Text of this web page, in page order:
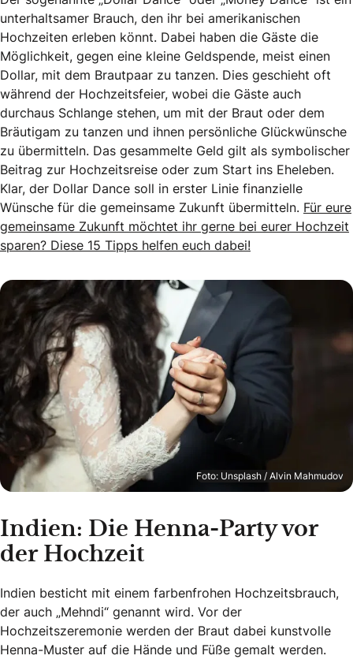
unterhaltsamer Brauch, den ihr bei amerikanischen
Hochzeiten erleben könnt. Dabei haben die Gäste die
Möglichkeit, gegen eine kleine Geldspende, meist einen
Dollar, mit dem Brautpaar zu tanzen. Dies geschieht oft
während der Hochzeitsfeier, wobei die Gäste auch
durchaus Schlange stehen, um mit der Braut oder dem
Bräutigam zu tanzen und ihnen persönliche Glückwünsche
zu übermitteln. Das gesammelte Geld gilt als symbolischer
Beitrag zur Hochzeitsreise oder zum Start ins Eheleben.
Klar, der Dollar Dance soll in erster Linie finanzielle
Wünsche für die gemeinsame Zukunft übermitteln. Für eure
gemeinsame Zukunft möchtet ihr gerne bei eurer Hochzeit
sparen? Diese 15 Tipps helfen euch dabei!
Foto: Unsplash / Alvin Mahmudov
Indien: Die Henna-Party vor
der Hochzeit
Indien besticht mit einem farbenfrohen Hochzeitsbrauch,
der auch „Mehndi“ genannt wird. Vor der
Hochzeitszeremonie werden der Braut dabei kunstvolle
Henna-Muster auf die Hände und Füße gemalt werden.